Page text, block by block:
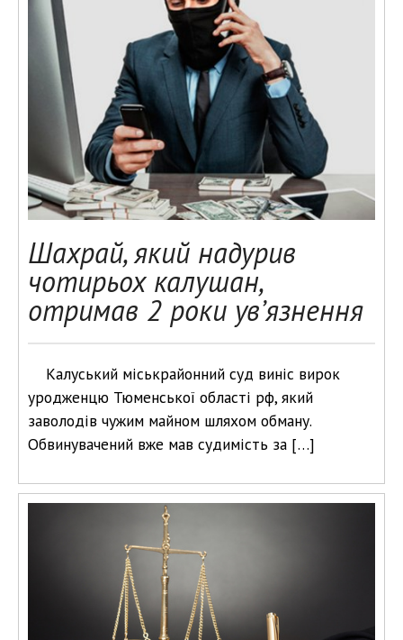
Шахрай, який надурив
чотирьох калушан,
отримав 2 роки ув’язнення
Калуський міськрайонний суд виніс вирок
уродженцю Тюменської області рф, який
заволодів чужим майном шляхом обману.
Обвинувачений вже мав судимість за […]